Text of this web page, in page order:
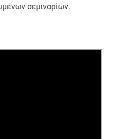
σεμιναρίων.